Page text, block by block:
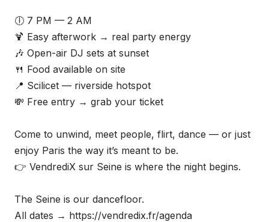
🕕 7 PM — 2 AM
🍹 Easy afterwork → real party energy
🎶 Open-air DJ sets at sunset
🍴 Food available on site
📍 Scilicet — riverside hotspot
💸 Free entry → grab your ticket
Come to unwind, meet people, flirt, dance — or just
enjoy Paris the way it’s meant to be.
👉 VendrediX sur Seine is where the night begins.
The Seine is our dancefloor.
All dates → https://vendredix.fr/agenda